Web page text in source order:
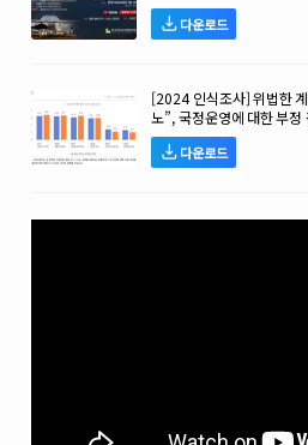
다운로드
[2024 인식조사] 위법한
노”, 국정운영에 대한 부정
다운로드